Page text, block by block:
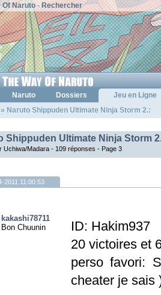
Of Naruto- Rechercher
Naruto Dossiers
Jeu en Ligne
» Naruto Shippuden Ultimate Ninja Storm 2.:
Shippuden Ultimate Ninja Storm
Uchiwa/Madara - 109 réponses - Page 3
2011 11:00:53
kakashi78711
Bon Chuunin
ID: Hakim937
20 victoires et
perso favori:
cheater je sais